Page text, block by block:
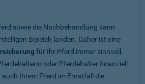
sowie die Nachbehandlung kann
Bereich landen. Daher ist eine
für Ihr Pferd immer sinnvoll,
oder Pferdehalter finanziell
Ihrem Pferd im Ernstfall die